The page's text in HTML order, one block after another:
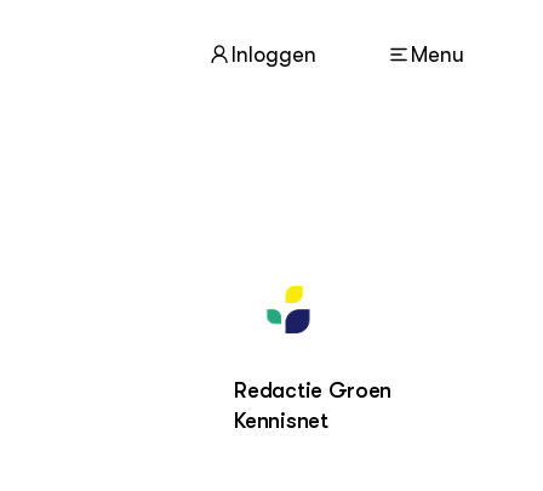
Inloggen Menu
Redactie Groen
Kennisnet